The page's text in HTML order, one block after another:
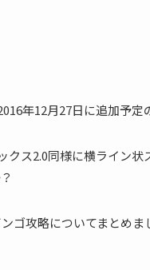
年12月27日に追加予定
クス2.0同様に横ライン
ゴ攻略についてまとめま